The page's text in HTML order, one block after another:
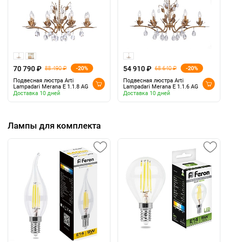
70 790 ₽ 88 490 ₽
-20%
Подвесная люстра Arti
Lampadari Merana E 1.1.8 AG
Доставка 10 дней
54 910 ₽ 68 640 ₽
-20%
Подвесная люстра Arti
Lampadari Merana E 1.1.6 AG
Доставка 10 дней
Лампы для комплекта